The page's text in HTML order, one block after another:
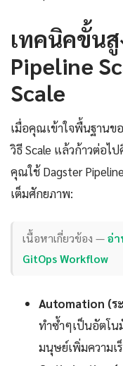
เทคนิคขั้น
Pipeline
Scale
เมื่อคุณเข้าใจพื้นฐานข
วิธี Scale แล้วก้าวต่อไ
คุณใช้ Dagster
เต็มศักยภาพ:
เนื้อหาเกี่ยวข้อง —อ่
GitOps Workflow
Automation (
ทำซ้ำๆเป็นอัตโน
มนุษย์เพิ่มความเ